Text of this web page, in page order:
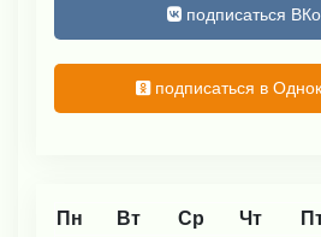
подписаться
подписаться в
Пн Вт Ср Чт